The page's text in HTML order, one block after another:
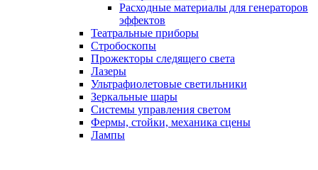
Расходные материалы для генераторов
эффектов
Театральные приборы
Стробоскопы
Прожекторы следящего света
Лазеры
Ультрафиолетовые светильники
Зеркальные шары
Системы управления светом
Фермы, стойки, механика сцены
Лампы